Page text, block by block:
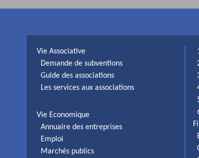
Vie Associative
Demande de subventions
Guide des associations
Les services aux associations
Vie Economique
Annuaire des entreprises
Emploi
Marchés publics